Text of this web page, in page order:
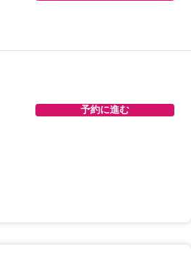
予約に進む